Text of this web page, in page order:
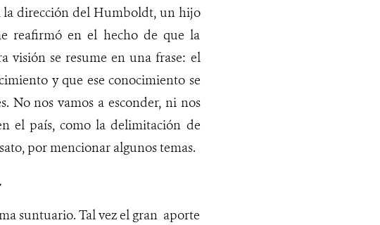
la dirección del Humboldt, un hijo
reafirmó en el hecho de que la
visión se resume en una frase: el
y que ese conocimiento se
No nos vamos a esconder, ni nos
el país, como la delimitación de
por mencionar algunos temas.
suntuario. Tal vez el gran aporte